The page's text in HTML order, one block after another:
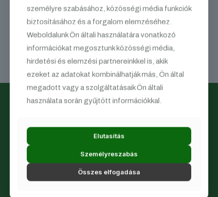
Országos Tudományos Diákköri Konferencián, Gyurkó
Péter pedig a Tagozat legjobb opponensének díját kapta a
Polgári Eljárásjogi Tagozatban.
Gratulálunk tagjainknak a magas színvonalú dolgozatokhoz
és sok sikert kívánunk az országos fordulóhoz!
A Joghallgatók Önképző Szervezete (JÖSz) az ország
egyik vezető jogszakmai szervezete.
személyre szabásához, közösségi média funkciók
biztosításához és a forgalom elemzéséhez.
Weboldalunk Ön általi használatára vonatkozó
információkat megosztunk közösségi média,
hirdetési és elemzési partnereinkkel is, akik
ezeket az adatokat kombinálhatják más, Ön által
megadott vagy a szolgáltatásaik Ön általi
használata során gyűjtött információkkal.
Elutasítás
Személyreszabás
Összes elfogadása